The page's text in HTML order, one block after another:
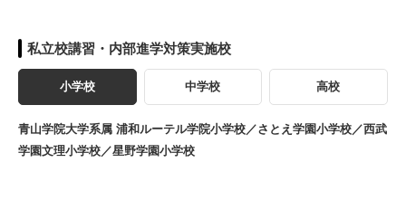
私立校講習・内部進学対策実施校
小学校 中学校 高校
青山学院大学系属 浦和ルーテル学院小学校／さとえ学園小学校／西武
学園文理小学校／星野学園小学校